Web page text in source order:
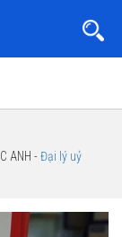
ANH -Đại lý uỷ